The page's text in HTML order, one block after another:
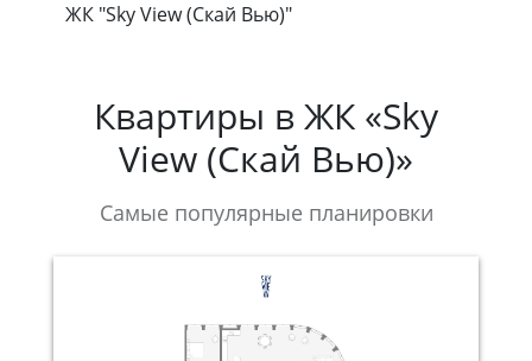
ЖК "Sky View (Скай Вью)"
Квартиры в ЖК «Sky
View (Скай Вью)»
Самые популярные планировки